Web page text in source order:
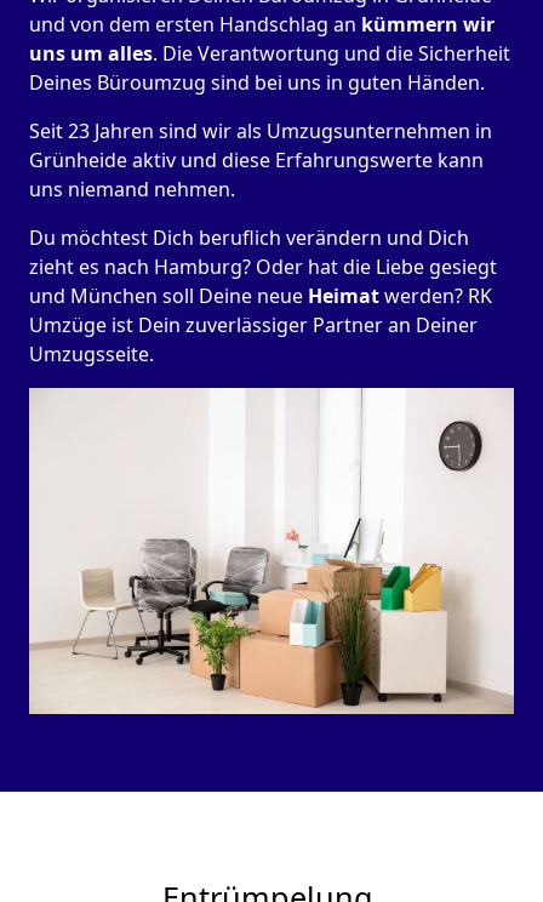
und von dem ersten Handschlag an kümmern wir
uns um alles. Die Verantwortung und die Sicherheit
Deines Büroumzug sind bei uns in guten Händen.
Seit 23 Jahren sind wir als Umzugsunternehmen in
Grünheide aktiv und diese Erfahrungswerte kann
uns niemand nehmen.
Du möchtest Dich beruflich verändern und Dich
zieht es nach Hamburg? Oder hat die Liebe gesiegt
und München soll Deine neue Heimatwerden? RK
Umzüge ist Dein zuverlässiger Partner an Deiner
Umzugsseite.